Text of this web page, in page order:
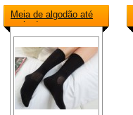
Meia de algodão até
meio da perna com
fibra crabyon